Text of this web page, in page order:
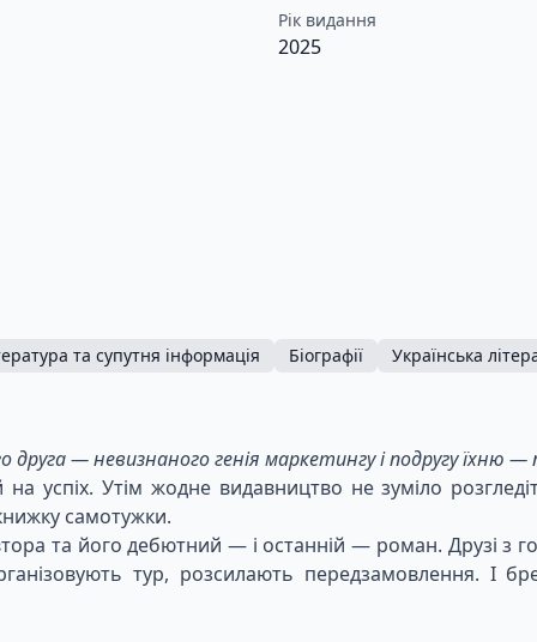
Рік видання
2025
та супутня інформація Біографії Українська
— невизнаного генія маркетингу і подругу їхню —
успіх. Утім жодне видавництво не зуміло
самотужки.
та його дебютний — і останній — роман. Друзі з
тур, розсилають передзамовлення.